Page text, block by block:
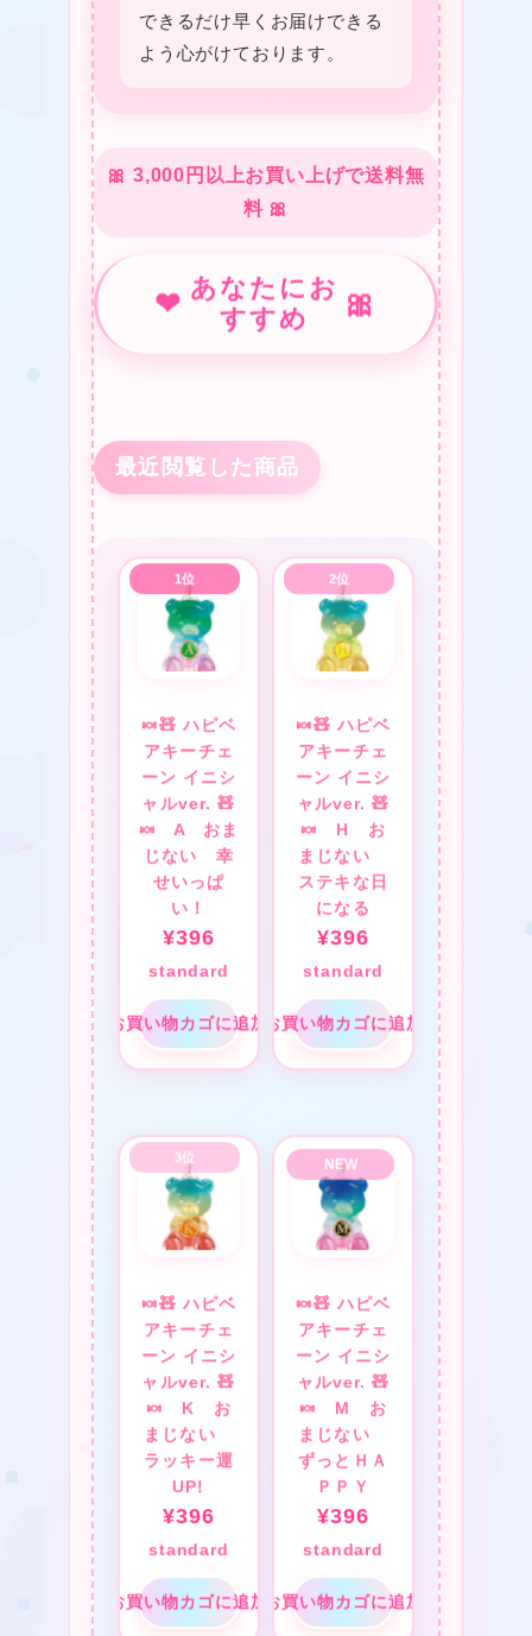
できるだけ早くお届けできる
よう心がけております。
🎀 3,000円以上お買い上げで送料無
料 🎀
❤ あなたにお
すすめ
🎀
最近閲覧した商品
🍬🧸 ハピベ
アキーチェ
ーン イニシ
ャルver. 🧸
🍬 A おま
じない 幸
せいっぱ
い！
¥396
standard
お買い物カゴに追加
🍬🧸 ハピベ
アキーチェ
ーン イニシ
ャルver. 🧸
🍬 H お
まじない
ステキな日
になる
¥396
standard
お買い物カゴに追加
🍬🧸 ハピベ
アキーチェ
ーン イニシ
ャルver. 🧸
🍬 K お
まじない
ラッキー運
UP!
¥396
standard
お買い物カゴに追加
🍬🧸 ハピベ
アキーチェ
ーン イニシ
ャルver. 🧸
🍬 M お
まじない
ずっとＨＡ
ＰＰＹ
¥396
standard
お買い物カゴに追加
★
★
❤
❤
❤
❤
★
★
❤
★
★